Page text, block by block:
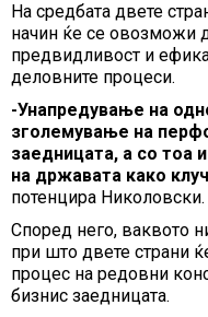
На средбата двете
начин ќе се овозможи
предвидливост и
деловните процеси.
-Унапредување на
зголемување на
заедницата, а со тоа
на државата како
потенцира Николовски.
Според него, ваквото
при што двете страни
процес на редовни
бизнис заедницата.